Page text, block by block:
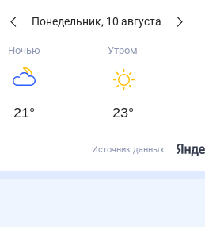
Понедельник, 10 августа
Ночью
21°
Утром
23°
Источник данных